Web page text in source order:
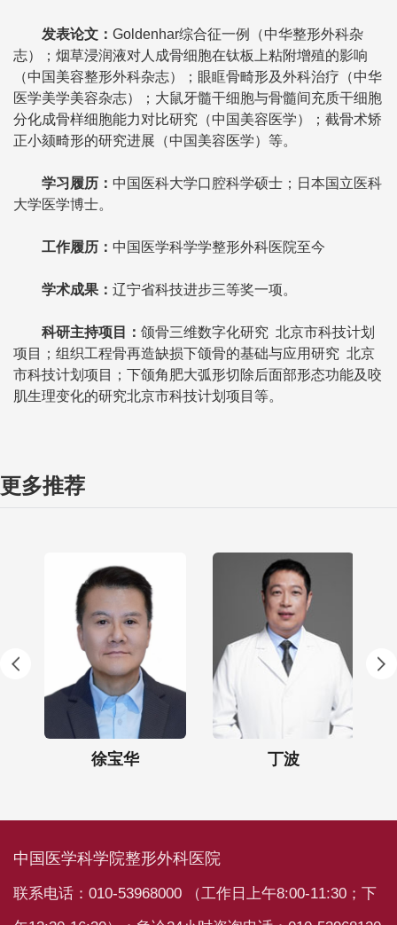
发表论文 ： Goldenhar综合征一例（中华整形外科杂
志）；烟草浸润液对人成骨细胞在钛板上粘附增殖的影响
（中国美容整形外科杂志）；眼眶骨畸形及外科治疗（中华
医学美学美容杂志）；大鼠牙髓干细胞与骨髓间充质干细胞
分化成骨样细胞能力对比研究（中国美容医学）；截骨术矫
正小颏畸形的研究进展（中国美容医学）等。
学习履历 ： 中国医科大学口腔科学硕士；日本国立医科
大学医学博士。
工作履历 ： 中国医学科学学整形外科医院至今
学术成果 ： 辽宁省科技进步三等奖一项。
科研主持项目 ： 颌骨三维数字化研究 北京市科技计划
项目；组织工程骨再造缺损下颌骨的基础与应用研究 北京
市科技计划项目；下颌角肥大弧形切除后面部形态功能及咬
肌生理变化的研究北京市科技计划项目等。
更多推荐
徐宝华 丁波
中国医学科学院整形外科医院
联系电话：010-53968000 （工作日上午8:00-11:30；下